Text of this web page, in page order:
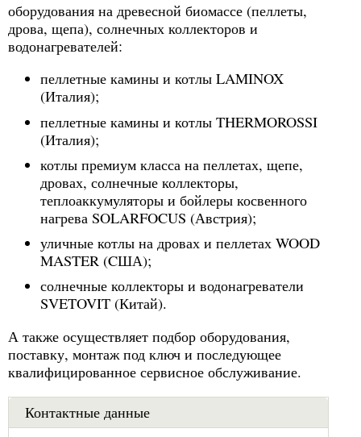
оборудования на древесной биомассе (пеллеты,
дрова, щепа), солнечных коллекторов и
водонагревателей:
пеллетные камины и котлы LAMINOX
(Италия);
пеллетные камины и котлы THERMOROSSI
(Италия);
котлы премиум класса на пеллетах, щепе,
дровах, солнечные коллекторы,
теплоаккумуляторы и бойлеры косвенного
нагрева SOLARFOCUS (Австрия);
уличные котлы на дровах и пеллетах WOOD
MASTER (CША);
солнечные коллекторы и водонагреватели
SVETOVIT (Китай).
А также осуществляет подбор оборудования,
поставку, монтаж под ключ и последующее
квалифицированное сервисное обслуживание.
Контактные данные